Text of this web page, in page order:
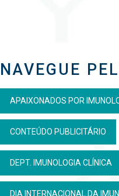
NAVEGUE
APAIXONADOS POR
CONTEÚDO PUBLICITÁRIO
DEPT. IMUNOLOGIA CLÍNICA
DIA INTERNACIONAL DA